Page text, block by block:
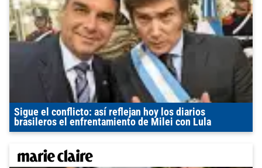
Sigue el conflicto: así reflejan hoy los diarios
brasileros el enfrentamiento de Milei con Lula